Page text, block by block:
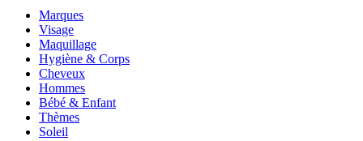
Marques
Visage
Maquillage
Hygiène & Corps
Cheveux
Hommes
Bébé & Enfant
Thèmes
Soleil